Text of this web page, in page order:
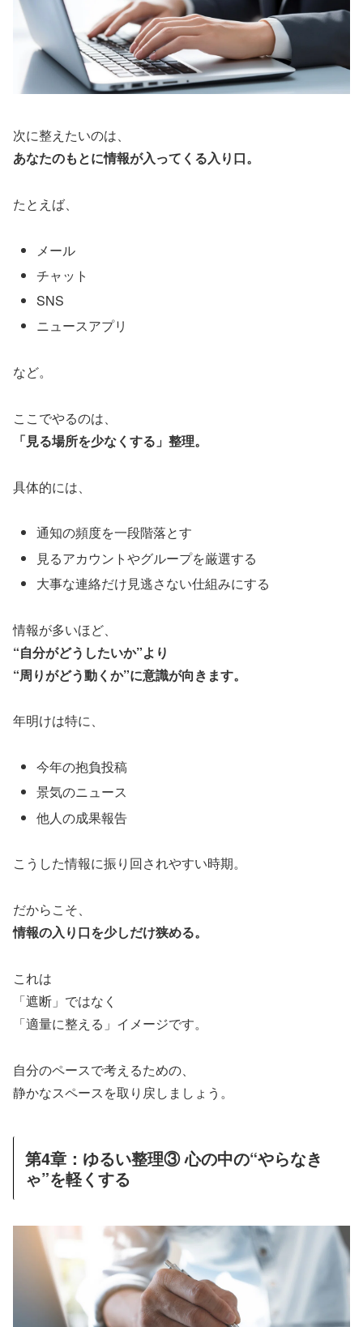
次に整えたいのは、
あなたのもとに情報が入ってくる入り口。
たとえば、
メール
チャット
SNS
ニュースアプリ
など。
ここでやるのは、
「見る場所を少なくする」整理。
具体的には、
通知の頻度を一段階落とす
見るアカウントやグループを厳選する
大事な連絡だけ見逃さない仕組みにする
情報が多いほど、
“自分がどうしたいか”より
“周りがどう動くか”に意識が向きます。
年明けは特に、
今年の抱負投稿
景気のニュース
他人の成果報告
こうした情報に振り回されやすい時期。
だからこそ、
情報の入り口を少しだけ狭める。
これは
「遮断」ではなく
「適量に整える」イメージです。
自分のペースで考えるための、
静かなスペースを取り戻しましょう。
第4章：ゆるい整理③ 心の中の“やらなき
ゃ”を軽くする